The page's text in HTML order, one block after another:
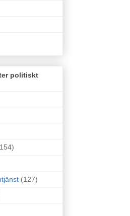
politiskt
(127)